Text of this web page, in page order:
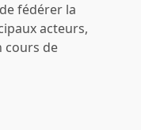
fédérer la
acteurs,
cours de